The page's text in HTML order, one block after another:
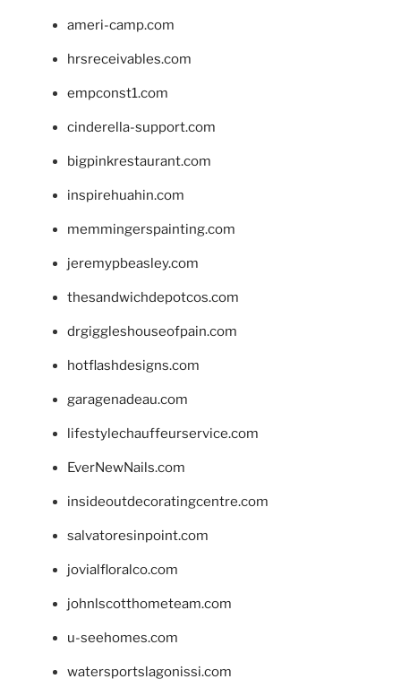
ameri-camp.com
hrsreceivables.com
empconst1.com
cinderella-support.com
bigpinkrestaurant.com
inspirehuahin.com
memmingerspainting.com
jeremypbeasley.com
thesandwichdepotcos.com
drgiggleshouseofpain.com
hotflashdesigns.com
garagenadeau.com
lifestylechauffeurservice.com
EverNewNails.com
insideoutdecoratingcentre.com
salvatoresinpoint.com
jovialfloralco.com
johnlscotthometeam.com
u-seehomes.com
watersportslagonissi.com